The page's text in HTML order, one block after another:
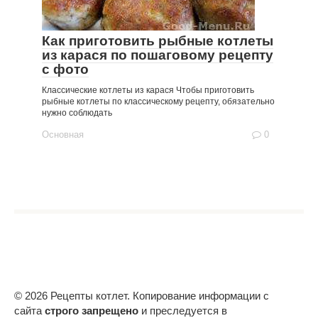
Как приготовить рыбные котлеты
из карася по пошаговому рецепту
с фото
Классические котлеты из карася Чтобы приготовить
рыбные котлеты по классическому рецепту, обязательно
нужно соблюдать
Основная 0
© 2026 Рецепты котлет. Копирование информации с
сайта строго запрещено и преследуется в